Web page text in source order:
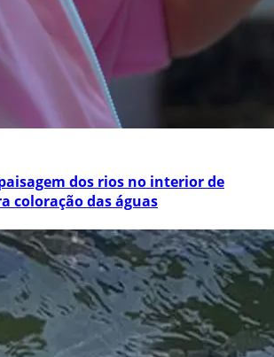
dos rios no interior de
coloração das águas